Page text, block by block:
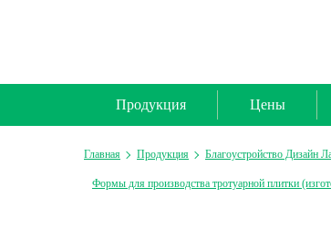
Продукция Цены
Главная Продукция Благоустройство Дизайн
Формы для производства тротуарной плитки